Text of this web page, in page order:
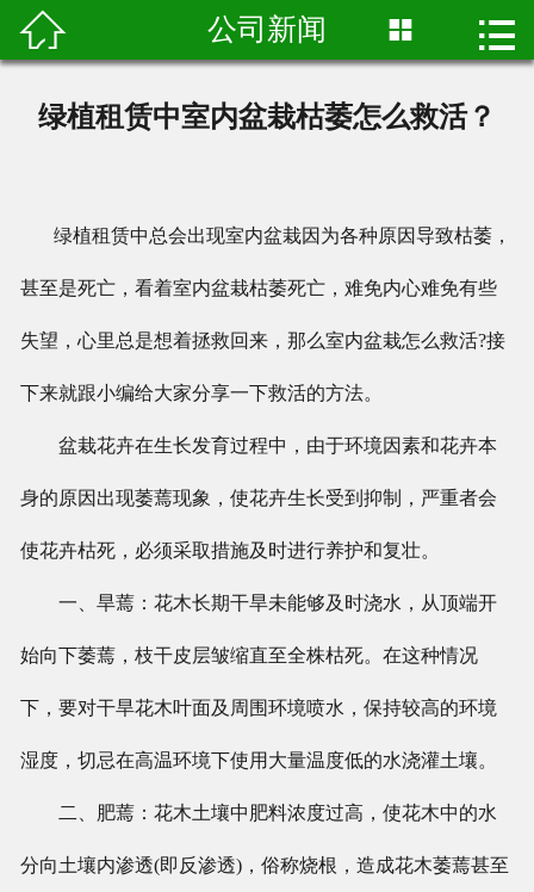
 首页
绿植租赁
新闻资讯
联系我们
 公司新闻  
绿植租赁中室内盆栽枯萎怎么救活？
绿植租赁中总会出现室内盆栽因为各种原因导致枯萎，
甚至是死亡，看着室内盆栽枯萎死亡，难免内心难免有些
失望，心里总是想着拯救回来，那么室内盆栽怎么救活?接
下来就跟小编给大家分享一下救活的方法。
盆栽花卉在生长发育过程中，由于环境因素和花卉本
身的原因出现萎蔫现象，使花卉生长受到抑制，严重者会
使花卉枯死，必须采取措施及时进行养护和复壮。
一、旱蔫：花木长期干旱未能够及时浇水，从顶端开
始向下萎蔫，枝干皮层皱缩直至全株枯死。在这种情况
下，要对干旱花木叶面及周围环境喷水，保持较高的环境
湿度，切忌在高温环境下使用大量温度低的水浇灌土壤。
二、肥蔫：花木土壤中肥料浓度过高，使花木中的水
分向土壤内渗透(即反渗透)，俗称烧根，造成花木萎蔫甚至